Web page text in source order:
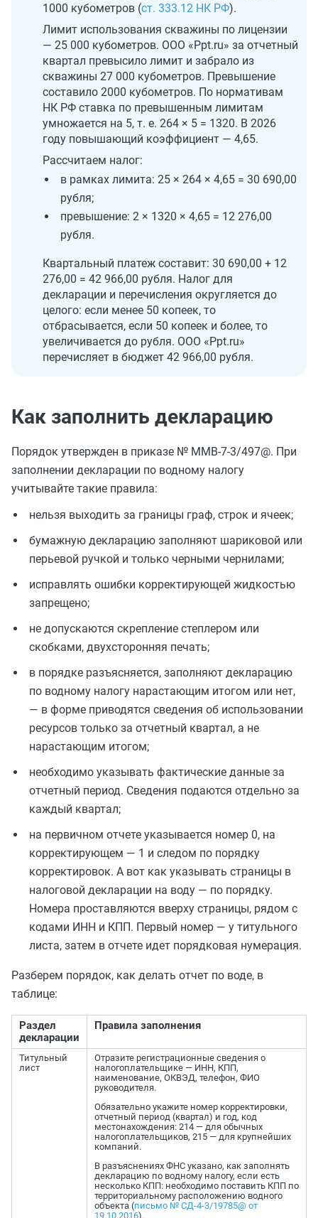
1000 кубометров (ст. 333.12 НК РФ).
Лимит использования скважины по лицензии
— 25 000 кубометров. ООО «Ppt.ru» за отчетный
квартал превысило лимит и забрало из
скважины 27 000 кубометров. Превышение
составило 2000 кубометров. По нормативам
НК РФ ставка по превышенным лимитам
умножается на 5, т. е. 264 × 5 = 1320. В 2026
году повышающий коэффициент — 4,65.
Рассчитаем налог:
в рамках лимита: 25 × 264 × 4,65 = 30 690,00
рубля;
превышение: 2 × 1320 × 4,65 = 12 276,00
рубля.
Квартальный платеж составит: 30 690,00 + 12
276,00 = 42 966,00 рубля. Налог для
декларации и перечисления округляется до
целого: если менее 50 копеек, то
отбрасывается, если 50 копеек и более, то
увеличивается до рубля. ООО «Ppt.ru»
перечисляет в бюджет 42 966,00 рубля.
Как заполнить декларацию
Порядок утвержден в приказе № ММВ-7-3/497@. При
заполнении декларации по водному налогу
учитывайте такие правила:
нельзя выходить за границы граф, строк и ячеек;
бумажную декларацию заполняют шариковой или
перьевой ручкой и только черными чернилами;
исправлять ошибки корректирующей жидкостью
запрещено;
не допускаются скрепление степлером или
скобками, двухсторонняя печать;
в порядке разъясняется, заполняют декларацию
по водному налогу нарастающим итогом или нет,
— в форме приводятся сведения об использовании
ресурсов только за отчетный квартал, а не
нарастающим итогом;
необходимо указывать фактические данные за
отчетный период. Сведения подаются отдельно за
каждый квартал;
на первичном отчете указывается номер 0, на
корректирующем — 1 и следом по порядку
корректировок. А вот как указывать страницы в
налоговой декларации на воду — по порядку.
Номера проставляются вверху страницы, рядом с
кодами ИНН и КПП. Первый номер — у титульного
листа, затем в отчете идет порядковая нумерация.
Разберем порядок, как делать отчет по воде, в
таблице:
Раздел
декларации
Правила заполнения
Титульный
лист
Отразите регистрационные сведения о
налогоплательщике — ИНН, КПП,
наименование, ОКВЭД, телефон, ФИО
руководителя.
Обязательно укажите номер корректировки,
отчетный период (квартал) и год, код
местонахождения: 214 — для обычных
налогоплательщиков, 215 — для крупнейших
компаний.
В разъяснениях ФНС указано, как заполнять
декларацию по водному налогу, если есть
несколько КПП: необходимо поставить КПП по
территориальному расположению водного
объекта (письмо № СД-4-3/19785@ от
19.10.2016).